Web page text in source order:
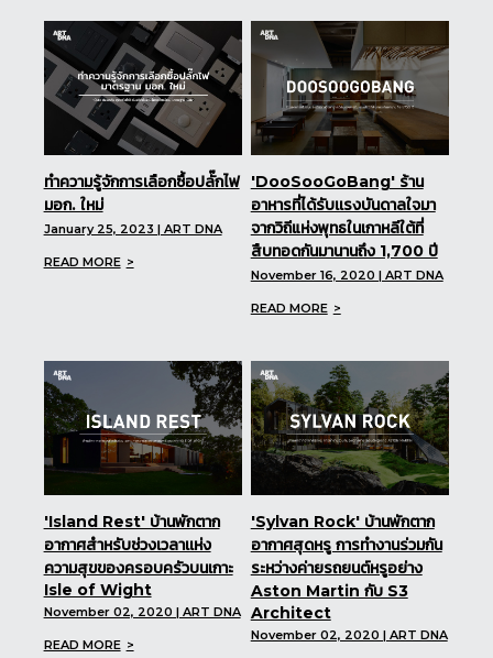
ทำความรู้จักการเลือกซื้อปลั๊กไฟ
มอก. ใหม่
January 25, 2023 | ART DNA
READ MORE
'DooSooGoBang' ร้าน
อาหารที่ได้รับเเรงบันดาลใจมา
จากวิถีแห่งพุทธในเกาหลีใต้ที่
สืบทอดกันมานานถึง 1,700 ปี
November 16, 2020 | ART DNA
READ MORE
'Island Rest' บ้านพักตาก
อากาศสำหรับช่วงเวลาเเห่ง
ความสุขของครอบครัวบนเกาะ
Isle of Wight
November 02, 2020 | ART DNA
READ MORE
'Sylvan Rock' บ้านพักตาก
อากาศสุดหรู การทำงานร่วมกัน
ระหว่างค่ายรถยนต์หรูอย่าง
Aston Martin กับ S3
Architect
November 02, 2020 | ART DNA